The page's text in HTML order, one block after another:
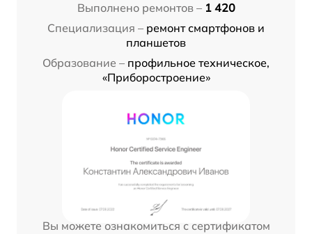
Выполнено ремонтов – 1 420
Специализация – ремонт смартфонов и
планшетов
Образование – профильное техническое,
«Приборостроение»
Вы можете ознакомиться с сертификатом